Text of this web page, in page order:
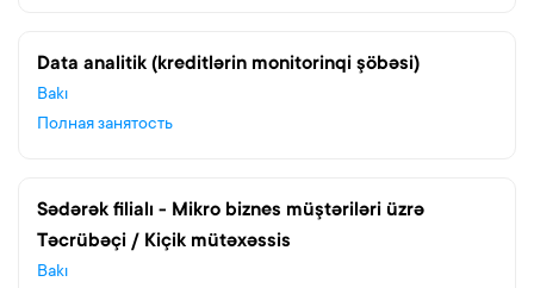
Data analitik (kreditlərin monitorinqi şöbəsi)
Bakı
Полная занятость
Sədərək filialı - Mikro biznes müştəriləri üzrə
Təcrübəçi / Kiçik mütəxəssis
Bakı